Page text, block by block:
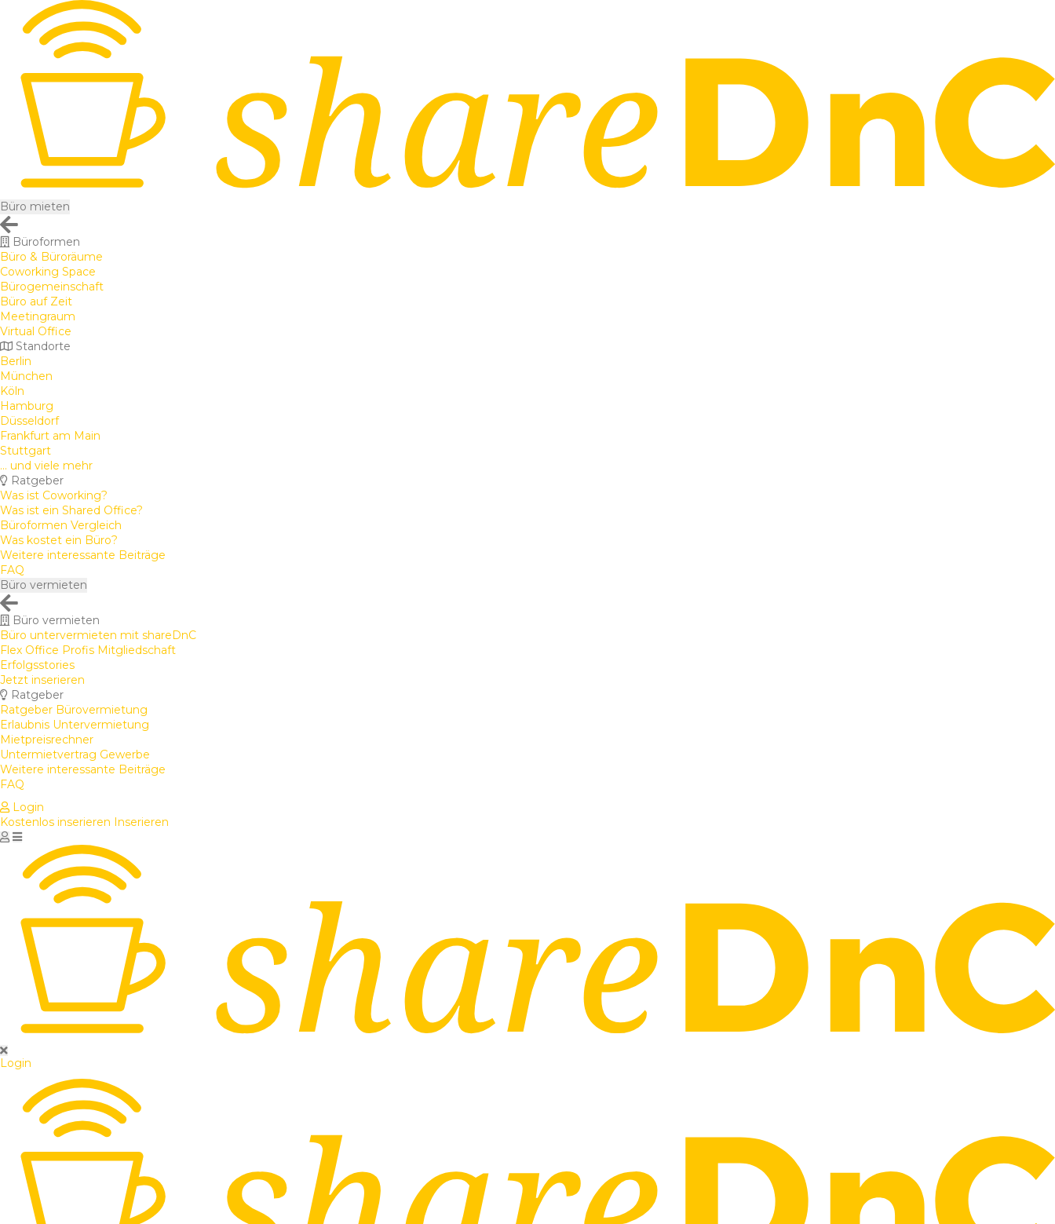
Büro mieten
Büroformen
Büro & Büroräume
Coworking Space
Bürogemeinschaft
Büro auf Zeit
Meetingraum
Virtual Office
Standorte
Berlin
München
Köln
Hamburg
Düsseldorf
Frankfurt am Main
Stuttgart
... und viele mehr
Ratgeber
Was ist Coworking?
Was ist ein Shared Office?
Büroformen Vergleich
Was kostet ein Büro?
Weitere interessante Beiträge
FAQ
Büro vermieten
Büro vermieten
Büro untervermieten mit shareDnC
Flex Office Profis Mitgliedschaft
Erfolgsstories
Jetzt inserieren
Ratgeber
Ratgeber Bürovermietung
Erlaubnis Untervermietung
Mietpreisrechner
Untermietvertrag Gewerbe
Weitere interessante Beiträge
FAQ
Login
Kostenlos inserieren Inserieren
Login